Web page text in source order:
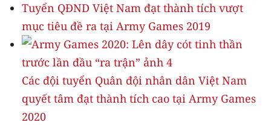
Tuyển QĐND Việt Nam đạt thành tích vượt
mục tiêu đề ra tại Army Games 2019
Các đội tuyển Quân đội nhân dân Việt Nam
quyết tâm đạt thành tích cao tại Army Games
2020